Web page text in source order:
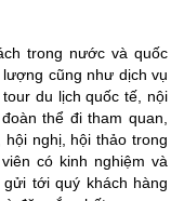
trong nước và quốc
cũng như dịch vụ
du lịch quốc tế, nội
thể đi tham quan,
nghị, hội thảo trong
có kinh nghiệm và
tới quý khách hàng